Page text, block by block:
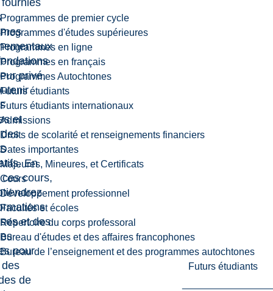
Programmes de premier cycle
Programmes d'études supérieures
Programmes en ligne
Programmes en français
Programmes Autochtones
Futurs étudiants
Futurs étudiants internationaux
Admissions
Droits de scolarité et renseignements financiers
Dates importantes
Majeures, Mineures, et Certificats
Cours
Développement professionnel
Facultés et écoles
Répertoire du corps professoral
Bureau d'études et des affaires francophones
Bureau de l’enseignement et des programmes autochtones
Futurs étudiants
privé,
et
En
cours,
et des
pour
de